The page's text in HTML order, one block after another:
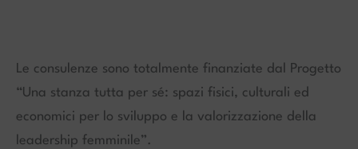
Le consulenze sono totalmente finanziate dal Progetto
“Una stanza tutta per sé: spazi fisici, culturali ed
economici per lo sviluppo e la valorizzazione della
leadership femminile”.